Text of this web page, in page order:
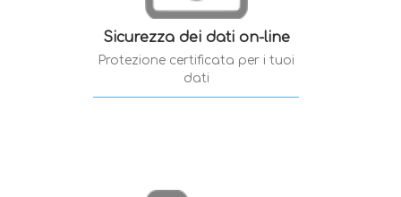
Sicurezza dei dati on-line
Protezione certificata per i tuoi
dati